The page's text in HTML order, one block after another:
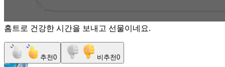
홈트로 건강한 시간을 보내고 선물이네요.
추천0 비추천0